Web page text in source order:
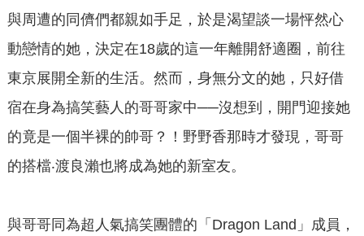
與周遭的同儕們都親如手足，於是渴望談一場怦然心
動戀情的她，決定在18歲的這一年離開舒適圈，前往
東京展開全新的生活。然而，身無分文的她，只好借
宿在身為搞笑藝人的哥哥家中──沒想到，開門迎接她
的竟是一個半裸的帥哥？！野野香那時才發現，哥哥
的搭檔‧渡良瀨也將成為她的新室友。
與哥哥同為超人氣搞笑團體的「Dragon Land」成員，